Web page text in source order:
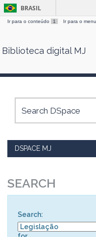
Skip
BRASIL
Ir para o conteúdo 1 Ir para o menu
Biblioteca digital MJ
DSPACE MJ
SEARCH
Search: